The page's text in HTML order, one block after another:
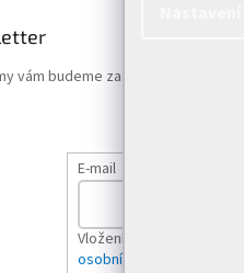
vám budeme zasílat informace o
E-mail
Vložením e-mailu
osobních údajů